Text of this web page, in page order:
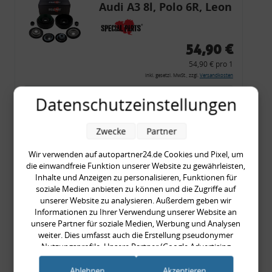
Audi A3 8l, Polo 6R, Leon
54,90 €
54,90 € pro 1
inkl. gesetzl. MwSt., zzgl. Versandkosten
Merkzettel
Rückleuchtenband mit
Blinker, rot, US-Ecken,
Audi 80 Cabrio, Typ 89,
OE-Nr.: 8G0945225 +
8G0945225C
999,99 €
999,99 € pro 1
Datenschutzeinstellungen
Wir verwenden auf autopartner24.de Cookies und Pixel, um
die einwandfreie Funktion unserer Website zu gewährleisten,
Inhalte und Anzeigen zu personalisieren, Funktionen für
soziale Medien anbieten zu können und die Zugriffe auf
unserer Website zu analysieren. Außerdem geben wir
Informationen zu Ihrer Verwendung unserer Website an
unsere Partner für soziale Medien, Werbung und Analysen
weiter. Dies umfasst auch die Erstellung pseudonymer
Nutzungsprofile. Unsere Partner (Google Advertising
Products) führen diese Informationen möglicherweise mit
weiteren Daten zusammen, die Sie ihnen bereitgestellt haben
Zwecke Partner